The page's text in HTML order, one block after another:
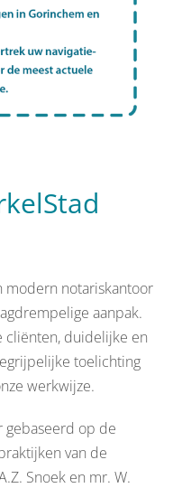
modern notariskantoor
aanpak.
cliënten, duidelijke en
toelichting
werkwijze.
gebaseerd op de
van de
Snoek en mr. W.